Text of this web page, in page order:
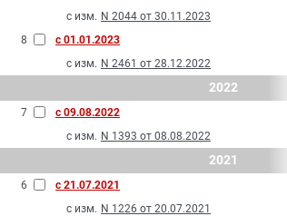
с изм. N 2044 от 30.11.2023
8
с 01.01.2023
с изм. N 2461 от 28.12.2022
2022
7
с 09.08.2022
с изм. N 1393 от 08.08.2022
2021
6
с 21.07.2021
с изм. N 1226 от 20.07.2021